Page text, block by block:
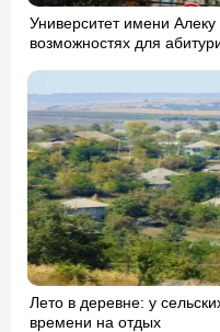
Университет имени
возможностях для
Лето в деревне: у
времени на отдых